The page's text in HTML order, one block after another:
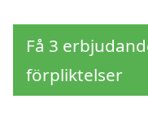
Få 3
förpliktelser